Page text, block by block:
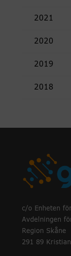
2021
2020
2019
2018
c/o Enheten
Avdelningen
Region Skåne
291 89